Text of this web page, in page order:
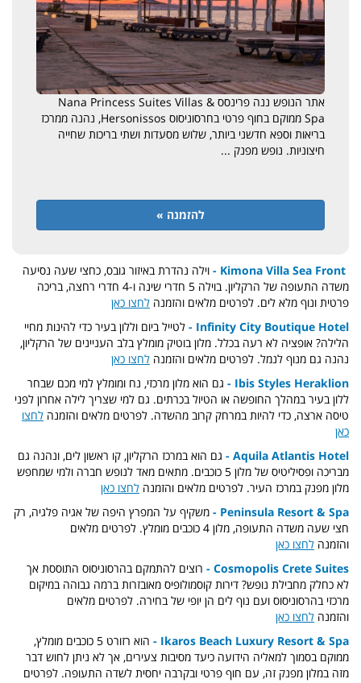
אתר הנופש ננה פרינסס Nana Princess Suites Villas &
Spa ממוקם בחוף פרטי בחרסוניסוס Hersonissos, נהנה ממרכז
בריאות וספא חדשני ביותר, שלוש מסעדות ושתי בריכות שחייה
חיצוניות. נופש מפנק ...
להזמנה »
Kimona Villa Sea Front -
וילה נהדרת באיזור גובס, כחצי שעה נסיעה
משדה התעופה של הרקליון. בוילה 5 חדרי שינה ו-4 חדרי רחצה, בריכה
פרטית ונוף מלא לים. לפרטים מלאים והזמנה לחצו כאן
Infinity City Boutique Hotel -
לטייל ביום וללון בעיר כדי להינות מחיי
הלילה? אופציה לא רעה בכלל. מלון בוטיק מומלץ בלב העניינים של הרקליון,
נהנה גם מנוף לנמל. לפרטים מלאים והזמנה לחצו כאן
Ibis Styles Heraklion -
גם הוא מלון מרכזי, נח ומומלץ למי מכם שבחר
ללון בעיר במהלך החופשה או הטיול בכרתים. גם למי שצריך לילה אחרון לפני
טיסה ארצה, כדי להיות במרחק קרוב מהשדה. לפרטים מלאים והזמנה לחצו
כאן
Aquila Atlantis Hotel -
גם הוא במרכז הרקליון, קו ראשון לים, ונהנה גם
מבריכה ופסיליטיס של מלון 5 כוכבים. מתאים מאד לנופש חברה ולמי שמחפש
מלון מפנק במרכז העיר. לפרטים מלאים והזמנה לחצו כאן
Peninsula Resort & Spa -
משקיף על המפרץ היפה של אגיה פלגיה, רק
חצי שעה משדה התעופה, מלון 4 כוכבים מומלץ. לפרטים מלאים
והזמנה לחצו כאן
Cosmopolis Crete Suites -
רוצים להתמקם בהרסוניסוס התוססת אך
לא כחלק מחבילת נופש? דירות קוסמולופיס מאובזרות ברמה גבוהה במיקום
מרכזי בהרסוניסוס ועם נוף לים הן יופי של בחירה. לפרטים מלאים
והזמנה לחצו כאן
Ikaros Beach Luxury Resort & Spa -
הוא רזורט 5 כוכבים מומלץ,
ממוקם בסמוך למאליה הידועה כיעד מסיבות צעירים, אך לא ניתן לחוש דבר
מזה במלון מפנק זה, עם חוף פרטי ובקרבה יחסית לשדה התעופה. לפרטים